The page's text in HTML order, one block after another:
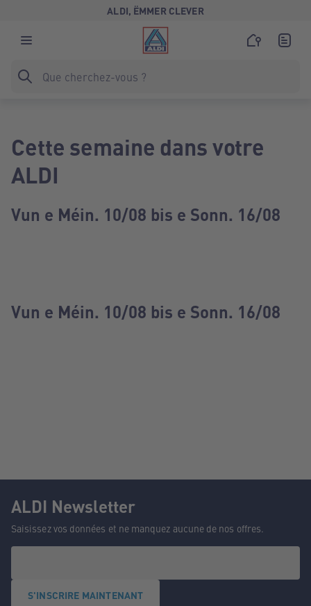
ALDI, ËMMER CLEVER
Cette semaine dans votre
ALDI
Vun e Méin. 10/08 bis e Sonn. 16/08
Vun e Méin. 10/08 bis e Sonn. 16/08
ALDI Newsletter
Saisissez vos données et ne manquez aucune de nos offres.
S'INSCRIRE MAINTENANT